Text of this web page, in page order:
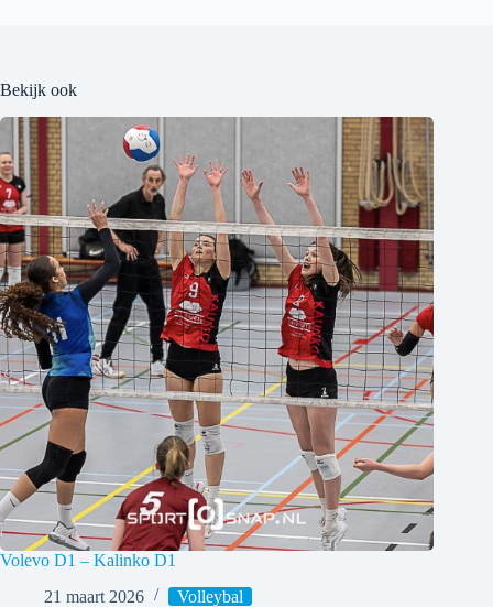
Bekijk ook
Volevo D1 – Kalinko D1
21 maart 2026
Volleybal